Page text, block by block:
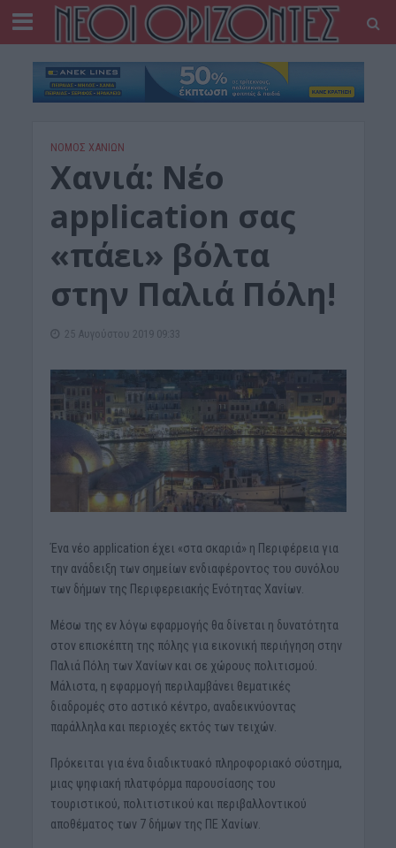
ΝΟΜΌΣ ΧΑΝΊΩΝ
Xανιά: Νέο
application σας
«πάει» βόλτα
στην Παλιά Πόλη!
25 Αυγούστου 2019 09:33
Ένα νέο application έχει «στα σκαριά» η Περιφέρεια για
την ανάδειξη των σημείων ενδιαφέροντος του συνόλου
των δήμων της Περιφερειακής Ενότητας Χανίων.
Μέσω της εν λόγω εφαρμογής θα δίνεται η δυνατότητα
στον επισκέπτη της πόλης για εικονική περιήγηση στην
Παλιά Πόλη των Χανίων και σε χώρους πολιτισμού.
Μάλιστα, η εφαρμογή περιλαμβάνει θεματικές
διαδρομές στο αστικό κέντρο, αναδεικνύοντας
παράλληλα και περιοχές εκτός των τειχών.
Πρόκειται για ένα διαδικτυακό πληροφοριακό σύστημα,
μιας ψηφιακή πλατφόρμα παρουσίασης του
τουριστικού, πολιτιστικού και περιβαλλοντικού
αποθέματος των 7 δήμων της ΠΕ Χανίων.